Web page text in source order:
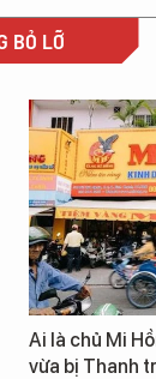
BỎ LỠ
Ai là chủ Mi
vừa bị Thanh